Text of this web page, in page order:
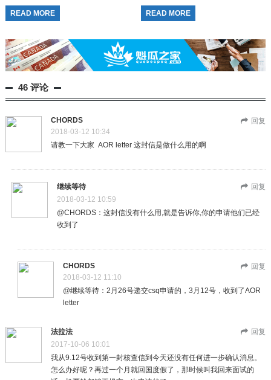
familial）担保申请做出了重大政策调
整。自 2026年7月2日 起...
READ MORE
（新旧更替） 一刀切时间线：本...
READ MORE
46 评论
CHORDS
回复
2018-03-12 10:34
请教一下大家 AOR letter 这封信是做什么用的啊
继续等待
回复
2018-03-12 10:59
@CHORDS：这封信没有什么用,就是告诉你,你的申请他们已经
收到了
CHORDS
回复
2018-03-12 11:10
@继续等待：2月26号递交csq申请的，3月12号，收到了AOR
letter
法拉法
回复
2017-10-06 10:01
我从9.12号收到第一封核查信到今天还没有任何进一步确认消息。
怎么办好呢？再过一个月就回国度假了，那时候叫我回来面试的